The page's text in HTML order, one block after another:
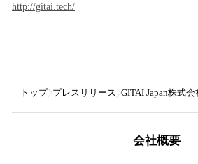
http://gitai.tech/
トップ プレスリリース GITAI Japan株式会
会社概要